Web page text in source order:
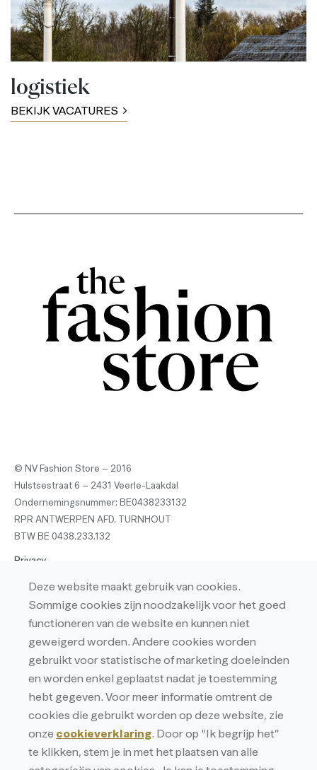
logistiek
BEKIJK VACATURES
© NV Fashion Store – 2016
Hulstsestraat 6 – 2431 Veerle-Laakdal
Ondernemingsnummer: BE0438233132
RPR ANTWERPEN AFD. TURNHOUT
BTW BE 0438.233.132
Privacy
Privacyverklaring
Cookieverklaring
Deze website maakt gebruik van cookies.
Sommige cookies zijn noodzakelijk voor het goed
functioneren van de website en kunnen niet
geweigerd worden. Andere cookies worden
gebruikt voor statistische of marketing doeleinden
en worden enkel geplaatst nadat je toestemming
hebt gegeven. Voor meer informatie omtrent de
cookies die gebruikt worden op deze website, zie
onze cookieverklaring. Door op “Ik begrijp het”
te klikken, stem je in met het plaatsen van alle